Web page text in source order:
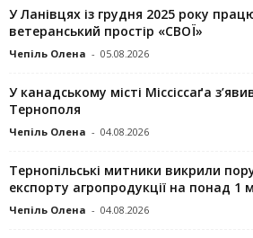
У Ланівцях із грудня 2025 року
ветеранський простір «СВОЇ»
Чепіль Олена - 05.08.2026
У канадському місті Міссіссаґа
Тернополя
Чепіль Олена - 04.08.2026
Тернопільські митники викрили
експорту агропродукції на понад 1
Чепіль Олена - 04.08.2026